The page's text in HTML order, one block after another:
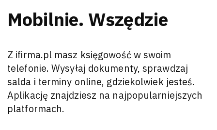
Mobilnie. Wszędzie
Z ifirma.pl masz księgowość w swoim
telefonie. Wysyłaj dokumenty, sprawdzaj
salda i terminy online, gdziekolwiek jesteś.
Aplikację znajdziesz na najpopularniejszych
platformach.